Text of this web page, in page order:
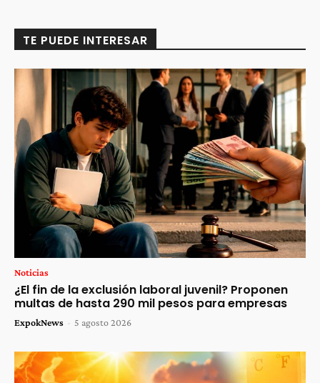
TE PUEDE INTERESAR
Noticias
¿El fin de la exclusión laboral juvenil? Proponen
multas de hasta 290 mil pesos para empresas
ExpokNews - 5 agosto 2026